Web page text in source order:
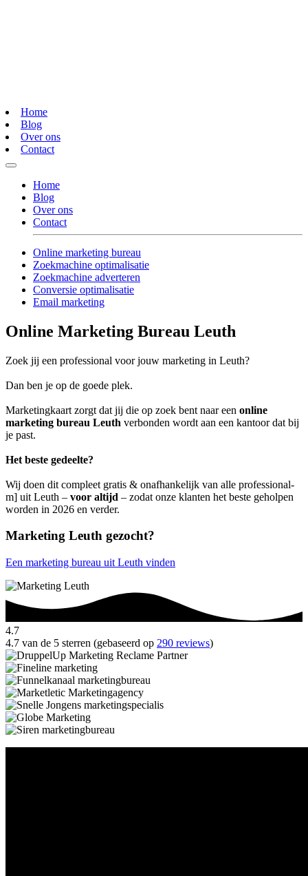
Home
Blog
Over ons
Contact
Home
Blog
Over ons
Contact
Online marketing bureau
Zoekmachine optimalisatie
Zoekmachine adverteren
Conversie optimalisatie
Email marketing
Online Marketing Bureau Leuth
Zoek jij een professional voor jouw marketing in Leuth?
Dan ben je op de goede plek.
Marketingkaart zorgt dat jij die op zoek bent naar een online
marketing bureau Leuth verbonden wordt aan een kantoor dat bij
je past.
Het beste gedeelte?
Wij doen dit compleet gratis & onafhankelijk van alle professional-
m] uit Leuth – voor altijd – zodat onze klanten het beste geholpen
worden in 2026 en verder.
Marketing Leuth gezocht?
Een marketing bureau uit Leuth vinden
4.7
4.7 van de 5 sterren (gebaseerd op 290 reviews)